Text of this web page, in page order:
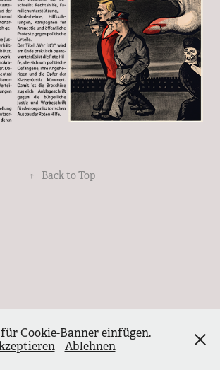
↑ Back to Top
Cookie-Banner einfügen.
Ablehnen